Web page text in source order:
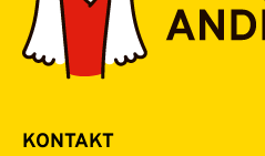
KONTAKT